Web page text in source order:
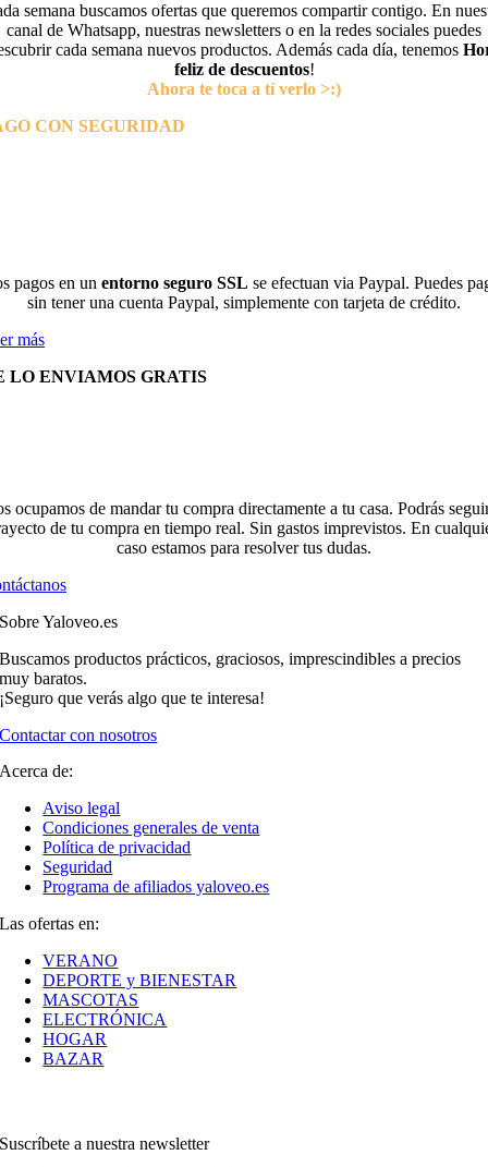
semana buscamos ofertas que queremos compartir contigo. En
canal de Whatsapp, nuestras newsletters o en la redes sociales puedes
cada semana nuevos productos. Además cada día, tenemos
feliz de descuentos!
Ahora te toca a tí verlo >:)
CON SEGURIDAD
pagos en un entorno seguro SSL se efectuan via Paypal. Puedes
sin tener una cuenta Paypal, simplemente con tarjeta de crédito.
más
LO ENVIAMOS GRATIS
ocupamos de mandar tu compra directamente a tu casa. Podrás
de tu compra en tiempo real. Sin gastos imprevistos. En
caso estamos para resolver tus dudas.
Sobre Yaloveo.es
Buscamos productos prácticos, graciosos, imprescindibles a precios
muy baratos.
¡Seguro que verás algo que te interesa!
Contactar con nosotros
Acerca de:
Aviso legal
Condiciones generales de venta
Política de privacidad
Seguridad
Programa de afiliados yaloveo.es
Las ofertas en:
VERANO
DEPORTE y BIENESTAR
MASCOTAS
ELECTRÓNICA
HOGAR
BAZAR
Suscríbete a nuestra newsletter